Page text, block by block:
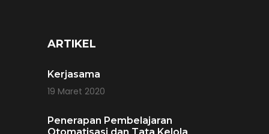
ARTIKEL
Kerjasama
19 Maret 2020
Penerapan Pembelajaran
Otomatisasi dan Tata Kelola